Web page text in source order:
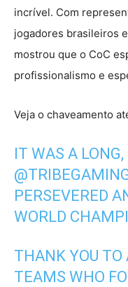
incrível. Com
jogadores brasileiros
mostrou que o CoC
profissionalismo e
Veja o chaveamento
IT WAS A
PERSEVERED
WORLD
THANK YOU TO
TEAMS WHO